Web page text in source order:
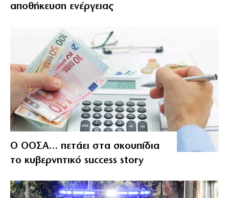
αποθήκευση ενέργειας
Ο ΟΟΣΑ… πετάει στα σκουπίδια
το κυβερνητικό success story